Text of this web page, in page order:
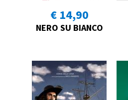
€ 14,90
NERO SU BIANCO